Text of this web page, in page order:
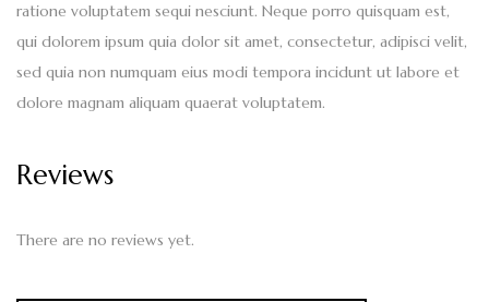
ratione voluptatem sequi nesciunt. Neque porro quisquam est,
qui dolorem ipsum quia dolor sit amet, consectetur, adipisci velit,
sed quia non numquam eius modi tempora incidunt ut labore et
dolore magnam aliquam quaerat voluptatem.
Reviews
There are no reviews yet.